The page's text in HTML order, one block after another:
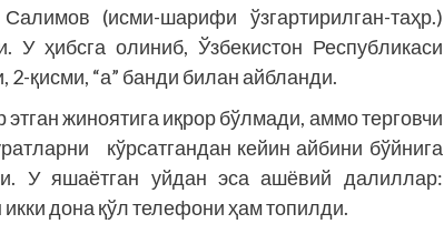
(исми-шарифи ўзгартирилган-таҳр.)
ҳибсга олиниб, Ўзбекистон Респуб­ликаси
қисми, “а” банди билан айбланди.
жиноятига иқрор бўлмади, аммо терговчи
кўрсатгандан кейин айбини бўйнига
У яшаётган уйдан эса ашёвий далиллар:
икки дона қўл телефони ҳам топилди.